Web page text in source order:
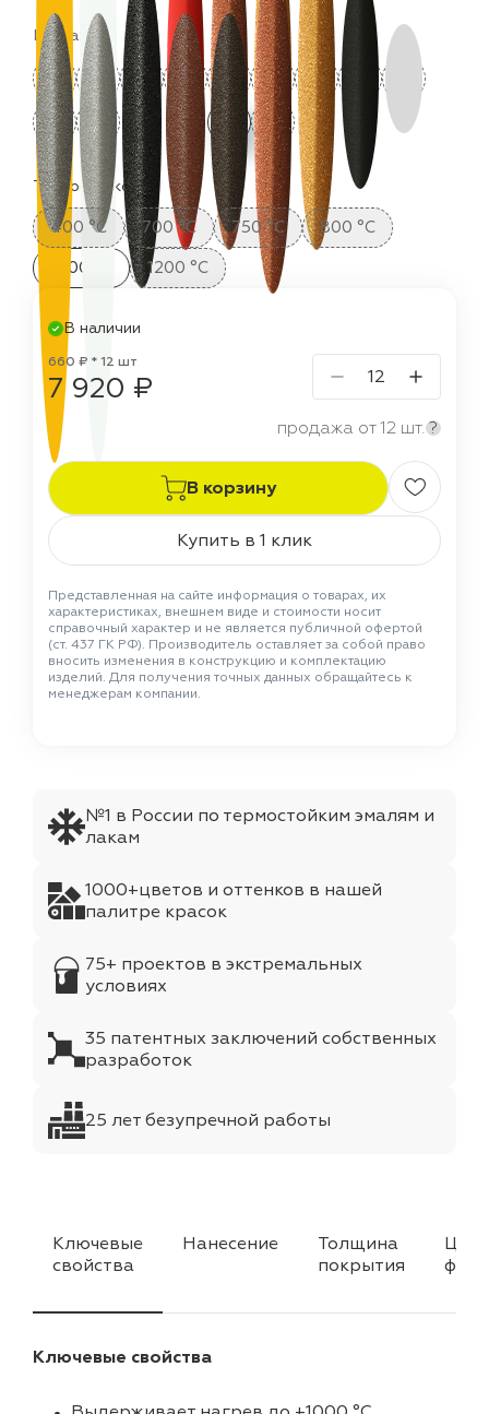
Цвета:
Термостойкость:
400 °C 700 °C 750 °C
800 °C
1000 °C
1200 °C
В наличии
660 ₽ * 12 шт
7 920 ₽
продажа от 12 шт. ?
В корзину
Купить в 1 клик
Представленная на сайте информация о товарах, их
характеристиках, внешнем виде и стоимости носит
справочный характер и не является публичной офертой
(ст. 437 ГК РФ). Производитель оставляет за собой право
вносить изменения в конструкцию и комплектацию
изделий. Для получения точных данных обращайтесь к
менеджерам компании.
№1 в России по термостойким эмалям и
лакам
1000+цветов и оттенков в нашей
палитре красок
75+ проектов в экстремальных
условиях
35 патентных заключений собственных
разработок
25 лет безупречной работы
Ключевые
свойства
Нанесение
Толщина
покрытия
Ключевые свойства